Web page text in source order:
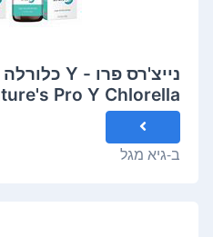
Pro Y Chlorella
ב-גיא מגל